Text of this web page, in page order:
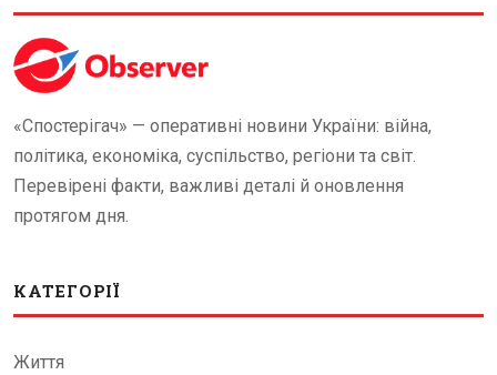
«Спостерігач» — оперативні новини України: війна,
політика, економіка, суспільство, регіони та світ.
Перевірені факти, важливі деталі й оновлення
протягом дня.
КАТЕГОРІЇ
Життя